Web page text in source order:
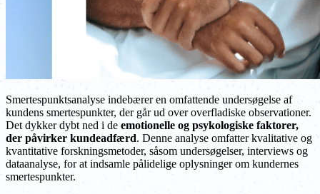
Smertespunktsanalyse indebærer en omfattende undersøgelse af
kundens smertespunkter, der går ud over overfladiske observationer.
Det dykker dybt ned i de emotionelle og psykologiske faktorer,
der påvirker kundeadfærd. Denne analyse omfatter kvalitative og
kvantitative forskningsmetoder, såsom undersøgelser, interviews og
dataanalyse, for at indsamle pålidelige oplysninger om kundernes
smertespunkter.